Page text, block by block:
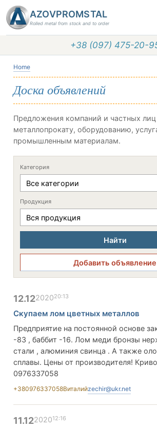
AZOVPROMSTAL
Rolled metal from stock and to order
+38 (097) 475-20-
Home
Доска объявлений
Предложения компаний и частных лиц
металлопрокату, оборудованию,
промышленным материалам.
Категория
Продукция
Найти
Добавить объявление
12.12202020:13
Скупаем лом цветных металлов
Предприятие на постоянной основе
-83 , баббит -16. Лом меди бронзы
стали , алюминия свинца . А также
сплавы. Цены от производителя!
0976337058
+380976337058Виталийzechir@ukr.net
11.12202012:16